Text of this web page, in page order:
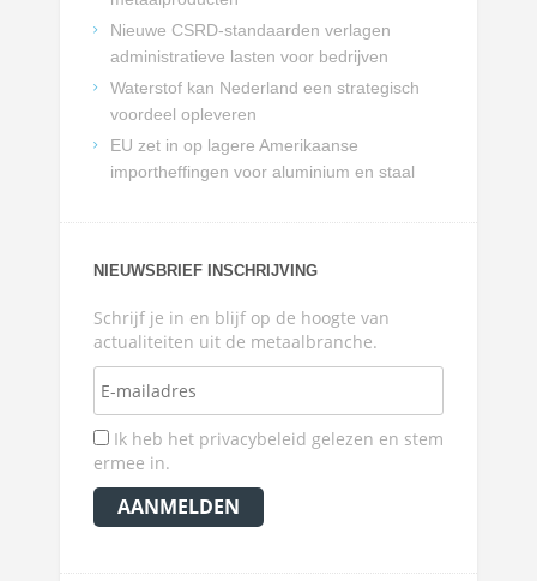
Nieuwe CSRD-standaarden verlagen
administratieve lasten voor bedrijven
Waterstof kan Nederland een strategisch
voordeel opleveren
EU zet in op lagere Amerikaanse
importheffingen voor aluminium en staal
NIEUWSBRIEF INSCHRIJVING
Schrijf je in en blijf op de hoogte van
actualiteiten uit de metaalbranche.
Ik heb het privacybeleid gelezen en stem
ermee in.